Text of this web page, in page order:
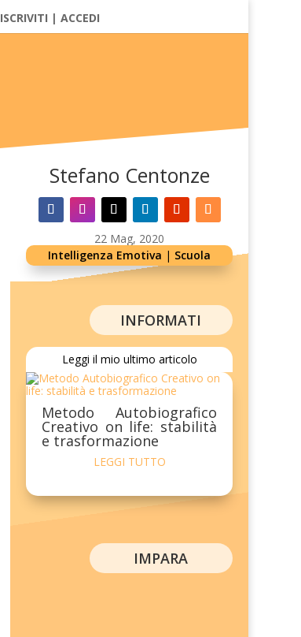
ISCRIVITI | ACCEDI
Stefano Centonze
22 Mag, 2020
Intelligenza Emotiva | Scuola
INFORMATI
Leggi il mio ultimo articolo
Metodo Autobiografico
Creativo on life: stabilità
e trasformazione
LEGGI TUTTO
IMPARA